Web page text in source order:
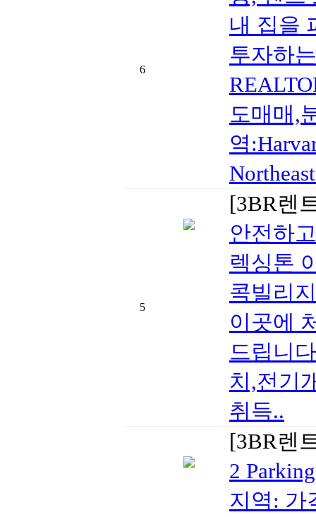
6
내 집을
투자하
도매매,
역
5
[3BR렌
안전하
렉싱톤
콕빌리
이곳에
드립니
치,전기
취득..
[3BR렌
2
지역: 가